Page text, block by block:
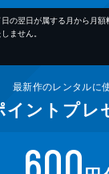
の翌日が属する月から月額
ません。
最新作のレンタルに
イント プレ
600